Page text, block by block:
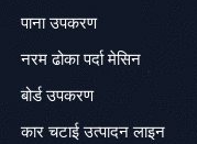
पाना उपकरण
नरम ढोका पर्दा मेसिन
बोर्ड उपकरण
कार चटाई उत्पादन लाइन